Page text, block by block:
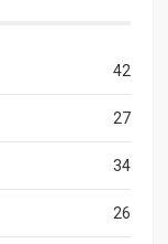
42
27
34
26